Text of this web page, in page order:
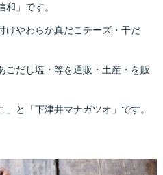
」です。
けやわらか真だこチーズ・干だ
ごだし塩・等を通販・土産・を販
と「下津井マナガツオ」です。